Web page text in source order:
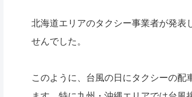
北海道エリアのタクシー事業者が発表
せんでした。
このように、台風の日にタクシーの配